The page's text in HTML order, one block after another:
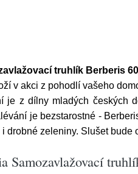
truhlík Berberis
v akci z pohodlí vašeho
je z dílny mladých českých
je bezstarostné -
drobné zeleniny. Slušet bude
Samozavlažovací